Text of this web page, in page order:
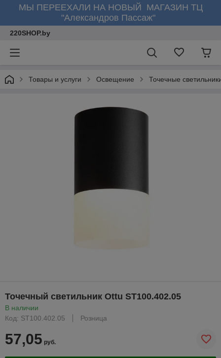
МЫ ПЕРЕЕХАЛИ НА НОВЫЙ МАГАЗИН ТЦ
"Александров Пассаж"
220SHOP.by
Товары и услуги Освещение Точечные
Точечный светильник Ottu ST100.402.05
В наличии
Код: ST100.402.05
Розница
57,05 руб.